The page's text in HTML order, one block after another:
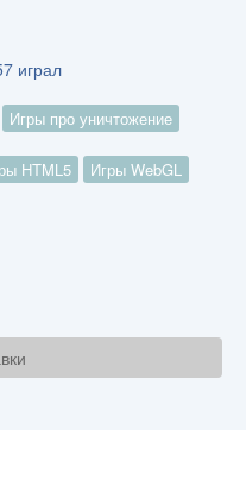
играл
Игры про уничтожение
HTML5 Игры WebGL